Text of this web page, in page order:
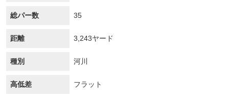
総パー数 35
距離 3,243ヤード
種別 河川
高低差 フラット